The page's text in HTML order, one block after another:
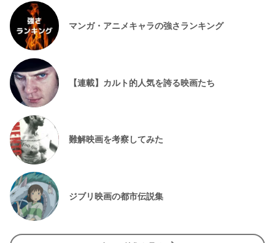
マンガ・アニメキャラの強さランキング
【連載】カルト的人気を誇る映画たち
難解映画を考察してみた
ジブリ映画の都市伝説集